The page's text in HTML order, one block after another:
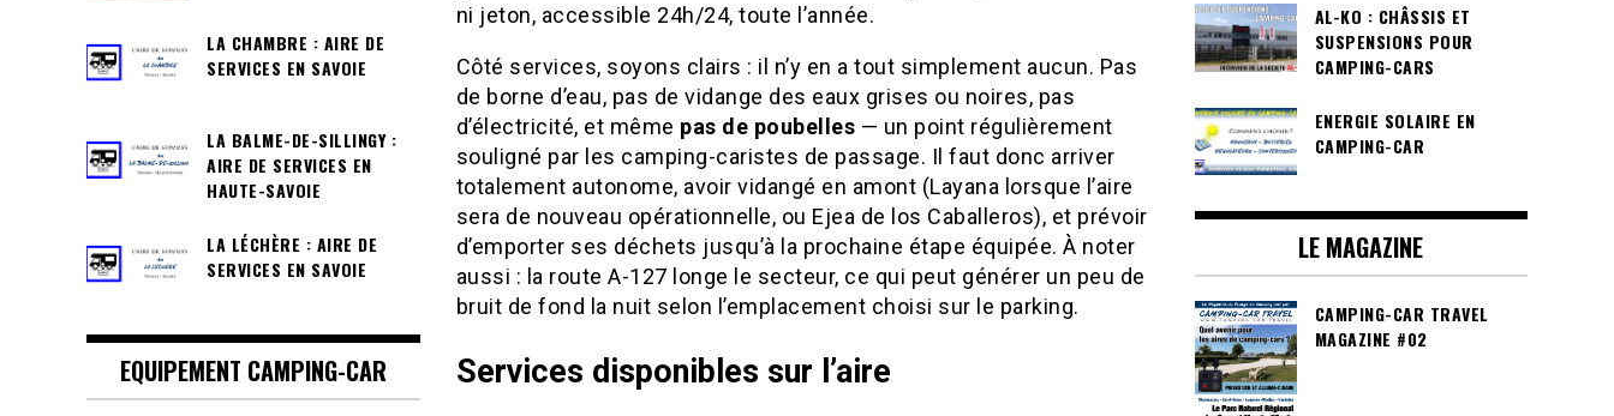
ni jeton, accessible 24h/24, toute l’année.
Côté services, soyons clairs : il n’y en a tout simplement aucun. Pas
de borne d’eau, pas de vidange des eaux grises ou noires, pas
d’électricité, et même pas de poubelles — un point régulièrement
souligné par les camping-caristes de passage. Il faut donc arriver
totalement autonome, avoir vidangé en amont (Layana lorsque l’aire
sera de nouveau opérationnelle, ou Ejea de los Caballeros), et prévoir
d’emporter ses déchets jusqu’à la prochaine étape équipée. À noter
aussi : la route A-127 longe le secteur, ce qui peut générer un peu de
bruit de fond la nuit selon l’emplacement choisi sur le parking.
Services disponibles sur l’aire
LA CHAMBRE : AIRE DE
SERVICES EN SAVOIE
LA BALME-DE-SILLINGY :
AIRE DE SERVICES EN
HAUTE-SAVOIE
LA LÉCHÈRE : AIRE DE
SERVICES EN SAVOIE
EQUIPEMENT CAMPING-CAR
AL-KO : CHÂSSIS ET
SUSPENSIONS POUR
CAMPING-CARS
ENERGIE SOLAIRE EN
CAMPING-CAR
LE MAGAZINE
CAMPING-CAR TRAVEL
MAGAZINE #02